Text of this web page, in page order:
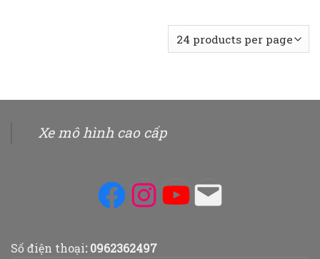
Xe mô hình cao cấp
Facebook
Instagram
YouTube
Số điện thoại:0962362497